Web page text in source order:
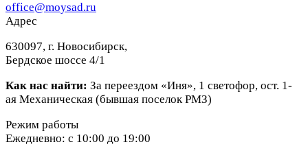
office@moysad.ru
Адрес
630097, г. Новосибирск,
Бердское шоссе 4/1
Как нас найти: За переездом «Иня», 1 светофор, ост. 1-
ая Механическая (бывшая поселок РМЗ)
Режим работы
Ежедневно: с 10:00 до 19:00